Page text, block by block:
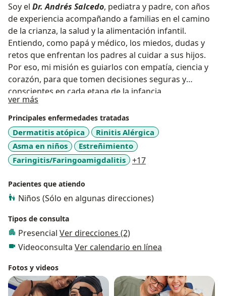
Soy el Dr. Andrés Salcedo, pediatra y padre, con años
de experiencia acompañando a familias en el camino
de la crianza, la salud y la alimentación infantil.
Entiendo, como papá y médico, los miedos, dudas y
retos que enfrentan los padres al cuidar a sus hijos.
Por eso, mi misión es guiarlos con empatía, ciencia y
corazón, para que tomen decisiones seguras y
conscientes en cada etapa de la infancia
ver más
Principales enfermedades tratadas
Dermatitis atópica
Rinitis Alérgica
Asma en niños
Estreñimiento
Faringitis/Faringoamigdalitis
+17
Pacientes que atiendo
Niños (Sólo en algunas direcciones)
Tipos de consulta
Presencial Ver direcciones (2)
Videoconsulta Ver calendario en línea
Fotos y videos